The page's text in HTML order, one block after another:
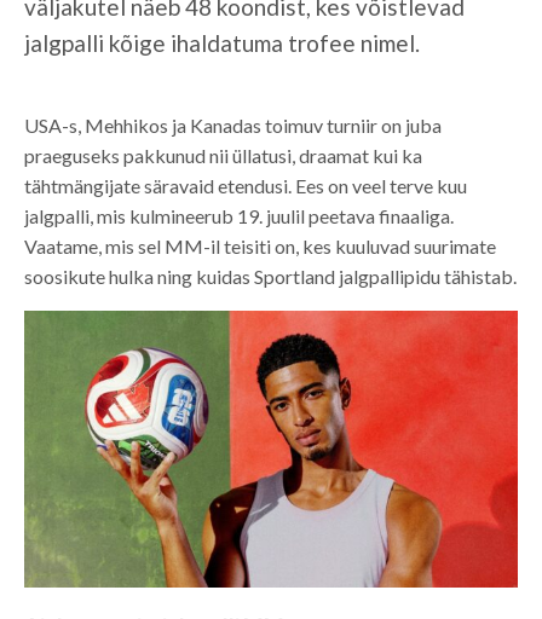
väljakutel näeb 48 koondist, kes võistlevad
jalgpalli kõige ihaldatuma trofee nimel.
USA-s, Mehhikos ja Kanadas toimuv turniir on juba
praeguseks pakkunud nii üllatusi, draamat kui ka
tähtmängijate säravaid etendusi. Ees on veel terve kuu
jalgpalli, mis kulmineerub 19. juulil peetava finaaliga.
Vaatame, mis sel MM-il teisiti on, kes kuuluvad suurimate
soosikute hulka ning kuidas Sportland jalgpallipidu tähistab.